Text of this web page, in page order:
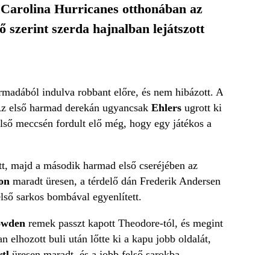
Hurricanes otthonában az
szerint szerda hajnalban lejátszott
indulva robbant előre, és nem hibázott. A
első harmad derekán ugyancsak Ehlers ugrott ki
meccsén fordult elő még, hogy egy játékos a
majd a második harmad első cseréjében az
maradt üresen, a térdelő dán Frederik Andersen
sarkos bombával egyenlített.
remek passzt kapott Theodore-tól, és megint
elhozott buli után lőtte ki a kapu jobb oldalát,